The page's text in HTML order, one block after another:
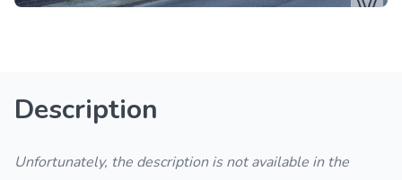
Description
Unfortunately, the description is not available in the